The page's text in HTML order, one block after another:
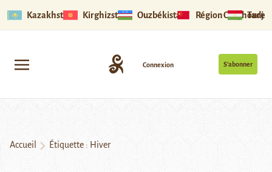
Kazakhstan Kirghizstan Ouzbékistan Région Ouïghoure
S’abonner
Connexion
Accueil Étiquette : Hiver